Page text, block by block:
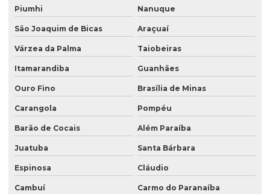
Piumhi Nanuque
São Joaquim de Bicas Araçuaí
Várzea da Palma Taiobeiras
Itamarandiba Guanhães
Ouro Fino Brasília de Minas
Carangola Pompéu
Barão de Cocais Além Paraíba
Juatuba Santa Bárbara
Espinosa Cláudio
Cambuí Carmo do Paranaíba